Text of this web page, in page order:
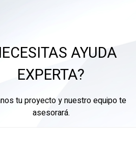
AYUDA
EXPERTA?
tu proyecto y nuestro equipo te
asesorará.